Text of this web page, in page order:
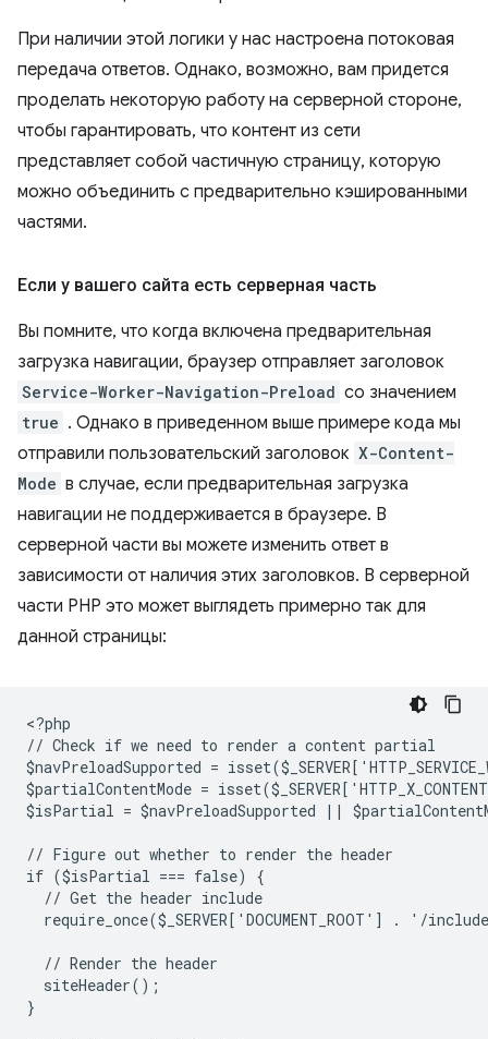
При наличии этой логики у нас настроена потоковая
передача ответов. Однако, возможно, вам придется
проделать некоторую работу на серверной стороне,
чтобы гарантировать, что контент из сети
представляет собой частичную страницу, которую
можно объединить с предварительно кэшированными
частями.
Если у вашего сайта есть серверная часть
Вы помните, что когда включена предварительная
загрузка навигации, браузер отправляет заголовок
Service-Worker-Navigation-Preload со значением
true . Однако в приведенном выше примере кода мы
отправили пользовательский заголовок X-Content-
Mode в случае, если предварительная загрузка
навигации не поддерживается в браузере. В
серверной части вы можете изменить ответ в
зависимости от наличия этих заголовков. В серверной
части PHP это может выглядеть примерно так для
данной страницы:
<?php
// Check if we need to render a content partial
$navPreloadSupported =
$partialContentMode =
$isPartial = $navPreloadSupported ||
// Figure out whether to render the header
if ($isPartial === false) {
  // Get the header include
require_once($_SERVER['DOCUMENT_ROOT'] . '/
  // Render the header
  siteHeader();
}